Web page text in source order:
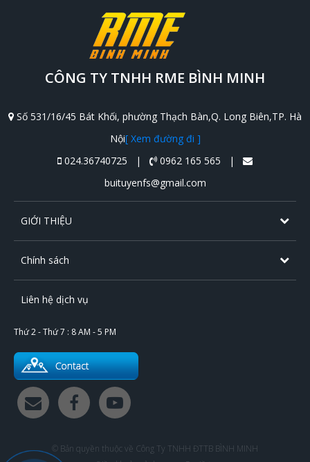
CÔNG TY TNHH RME BÌNH MINH
Số 531/16/45 Bát Khối, phường Thạch Bàn,Q. Long Biên,TP. Hà
Nội[ Xem đường đi ]
024.36740725 |
0962 165 565 |
buituyenfs@gmail.com
GIỚI THIỆU
Chính sách
Liên hệ dịch vụ
Thứ 2 - Thứ 7 : 8 AM - 5 PM
© Bản quyền thuộc về Công Ty TNHH ĐTTB BÌNH MINH